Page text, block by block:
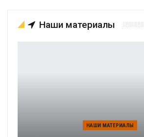
Наши материалы
НАШИ МАТЕРИАЛЫ